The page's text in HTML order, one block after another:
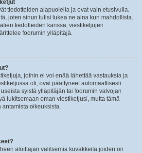
tiedotteiden alapuolella ja ovat vain etusivulla.
joten sinun tulisi lukea ne aina kun mahdollista.
tiedotteiden kanssa, viestiketjujen
foorumin ylläpitäjä.
joihin ei voi enää lähettää vastauksia ja
oli, ovat päättyneet automaattisesti.
syistä ylläpitäjän tai foorumin valvojan
lukitsemaan oman viestiketjusi, mutta tämä
oikeuksista.
aloittajan valitsemia kuvakkeita joiden on